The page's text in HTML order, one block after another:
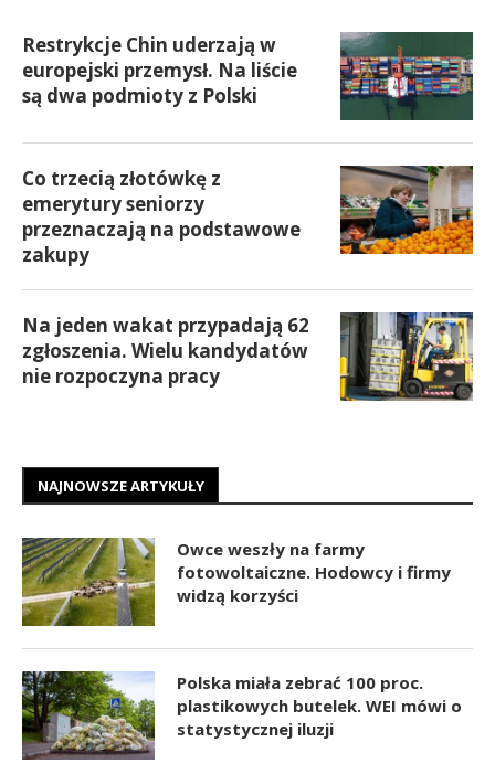
Restrykcje Chin uderzają w
europejski przemysł. Na liście
są dwa podmioty z Polski
Co trzecią złotówkę z
emerytury seniorzy
przeznaczają na podstawowe
zakupy
Na jeden wakat przypadają 62
zgłoszenia. Wielu kandydatów
nie rozpoczyna pracy
NAJNOWSZE ARTYKUŁY
Owce weszły na farmy
fotowoltaiczne. Hodowcy i firmy
widzą korzyści
Polska miała zebrać 100 proc.
plastikowych butelek. WEI mówi o
statystycznej iluzji